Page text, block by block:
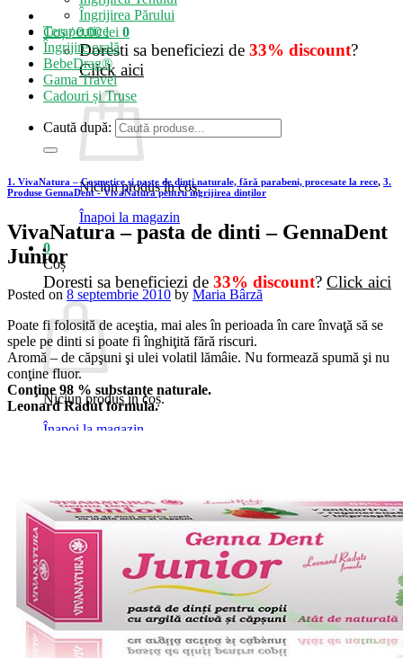
Coș /0.00lei 0
Doresti sa beneficiezi de 33% discount?
Click aici
Niciun produs în coș.
Înapoi la magazin
0
Coș
Doresti sa beneficiezi de 33% discount? Click aici
Niciun produs în coș.
Înapoi la magazin
Îngrijirea Părului
Terapeutice
Îngrijire orală
BebeDrag®
Gama Travel
Cadouri și Truse
Caută după:
1. VivaNatura – Cosmetice și paste de dinți naturale, fără parabeni, procesate la rece, 3.
Produse GennaDent - VivaNatura pentru îngrijirea dinților
VivaNatura – pasta de dinti – GennaDent
Junior
Posted on 8 septembrie 2010 by Maria Bârză
Poate fi folosită de aceştia, mai ales în perioada în care învaţă să se
spele pe dinti si poate fi înghiţită fără riscuri.
Aromă – de căpşuni şi ulei volatil lămâie. Nu formează spumă şi nu
conţine fluor.
Conţine 98 % substanţe naturale.
Leonard Radut formula.